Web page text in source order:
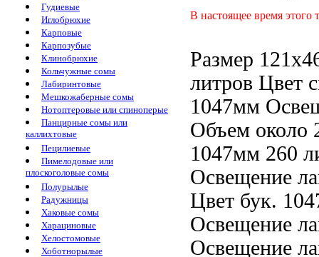
Гудиевые
Иглобрюхие
Карповые
Карпозубые
Клинобрюхие
Кольчужные сомы
Лабиринтовые
Мешкожаберные сомы
Нотоптеровые или спиноперые
Панцирные сомы или
каллихтовые
Пецилиевые
Пимелодовые или
плоскоголовые сомы
Полурылые
Радужницы
Хаковые сомы
Харациновые
Хелостомовые
Хоботнорылые
В настоящее время этого
Размер
литров Цвет
1047мм
Объем около
1047мм 260
Освещение
Цвет бук.
Освещение
Освещение